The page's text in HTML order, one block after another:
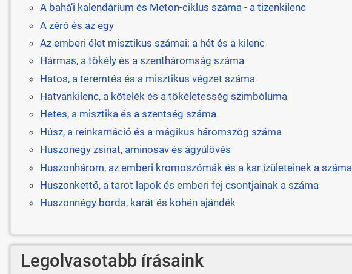
A bahá’i kalendárium és Meton-ciklus száma - a tizenkilenc
A zéró és az egy
Az emberi élet misztikus számai: a hét és a kilenc
Hármas, a tökély és a szentháromság száma
Hatos, a teremtés és a misztikus végzet száma
Hatvankilenc, a kötelék és a tökéletesség szimbóluma
Hetes, a misztika és a szentség száma
Húsz, a reinkarnáció és a mágikus háromszög száma
Huszonegy zsinat, aminosav és ágyúlövés
Huszonhárom, az emberi kromoszómák és a kar ízületeinek a száma
Huszonkettő, a tarot lapok és emberi fej csontjainak a száma
Huszonnégy borda, karát és kohén ajándék
Legolvasotabb írásaink